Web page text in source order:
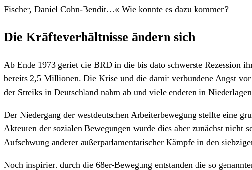
Fischer, Daniel Cohn-Bendit…« Wie konnte es dazu kommen?
Die Kräfteverhältnisse ändern sich
Ab Ende 1973 geriet die BRD in die bis dato schwerste Rezession
bereits 2,5 Millionen. Die Krise und die damit verbundene Angst
der Streiks in Deutschland nahm ab und viele endeten in
Der Niedergang der westdeutschen Arbeiterbewegung stellte eine
Akteuren der sozialen Bewegungen wurde dies aber zunächst nicht
Aufschwung anderer außerparlamentarischer Kämpfe in den
Noch inspiriert durch die 68er-Bewegung entstanden die so